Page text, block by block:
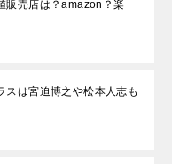
販売店は？amazon？楽
スは宮迫博之や松本人志も